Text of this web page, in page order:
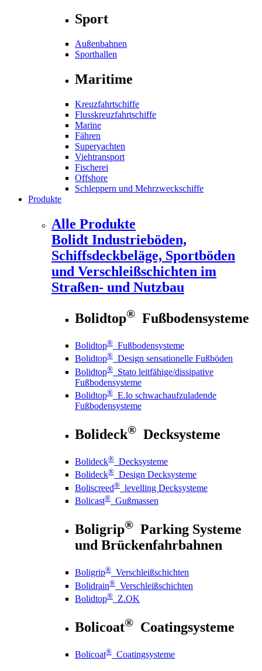
Sport
Außenbahnen
Sporthallen
Maritime
Kreuzfahrtschiffe
Flusskreuzfahrtschiffe
Marine
Fähren
Superyachten
Viehtransport
Fischerei
Offshore
Schleppern und Mehrzweckschiffe
Produkte
Alle Produkte
Bolidt Industrieböden,
Schiffsdeckbeläge, Sportböden
und Verschleißschichten im
Straßen- und Nutzbau
Bolidtop® Fußbodensysteme
Bolidtop® Fußbodensysteme
Bolidtop® Design sensationelle Fußböden
Bolidtop® Stato leitfähige/dissipative
Fußbodensysteme
Bolidtop® E.lo schwachaufzuladende
Fußbodensysteme
Bolideck® Decksysteme
Bolideck® Decksysteme
Bolideck® Design Decksysteme
Boliscreed® levelling Decksysteme
Bolicast® Gußmassen
Boligrip® Parking Systeme
und Brückenfahrbahnen
Boligrip® Verschleißschichten
Bolidrain® Verschleißschichten
Bolidtop® Z.OK
Bolicoat® Coatingsysteme
Bolicoat® Coatingsysteme